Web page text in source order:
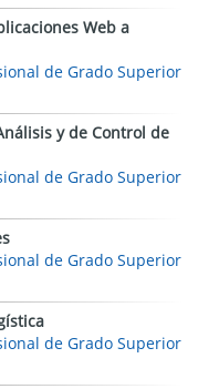
Web a
de Grado Superior
y de Control de
de Grado Superior
de Grado Superior
de Grado Superior